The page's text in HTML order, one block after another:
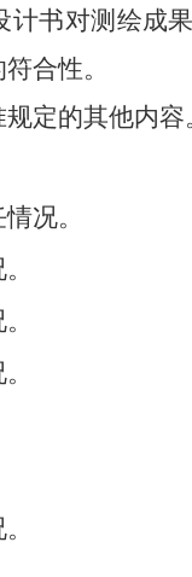
计书对测绘成
合性。
定的其他内容
况。